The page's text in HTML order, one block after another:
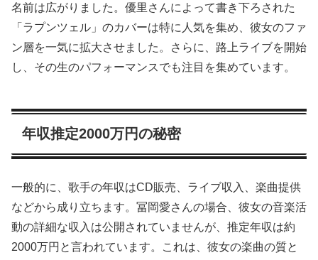
名前は広がりました。優里さんによって書き下ろされた
「ラプンツェル」のカバーは特に人気を集め、彼女のファ
ン層を一気に拡大させました。さらに、路上ライブを開始
し、その生のパフォーマンスでも注目を集めています。
年収推定2000万円の秘密
一般的に、歌手の年収はCD販売、ライブ収入、楽曲提供
などから成り立ちます。冨岡愛さんの場合、彼女の音楽活
動の詳細な収入は公開されていませんが、推定年収は約
2000万円と言われています。これは、彼女の楽曲の質と